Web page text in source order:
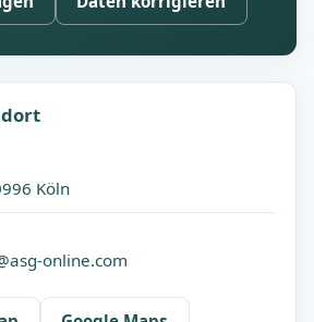
Köln
online.com